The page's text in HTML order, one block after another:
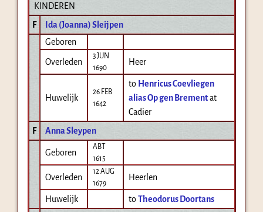
KINDEREN
F
Ida (Joanna) Sleijpen
Geboren
Overleden
3 JUN
1690
Heer
Huwelijk
26 FEB
1642
to Henricus Coevliegen
alias Op gen Brement at
Cadier
F
Anna Sleypen
Geboren
ABT
1615
Overleden
12 AUG
1679
Heerlen
Huwelijk toTheodorus Doortans